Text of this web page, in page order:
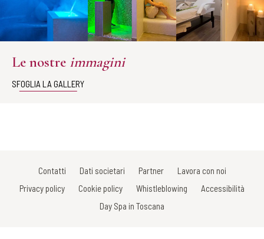
Le nostre immagini
SFOGLIA LA GALLERY
Contatti Dati societari Partner
Lavora con noi
Privacy policy
Cookie policy Whistleblowing
Accessibilità
Day Spa in Toscana